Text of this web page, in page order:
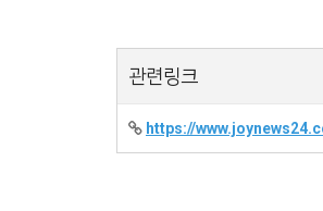
관련링크
https://